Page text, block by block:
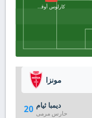
مونزا
20 ديمبا ثيام
حارس مرمى